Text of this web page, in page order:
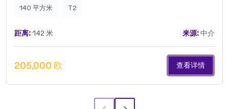
140 平方米 T2
距离:142 米 来源:中介
205,000 欧 查看详情